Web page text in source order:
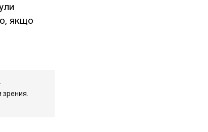
якщо